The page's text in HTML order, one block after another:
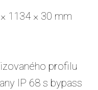
1134 × 30 mm
profilu
IP 68 s bypass